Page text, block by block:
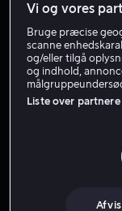
Vi og vores
Bruge præcise
scanne
og/eller tilgå
og indhold,
Liste over